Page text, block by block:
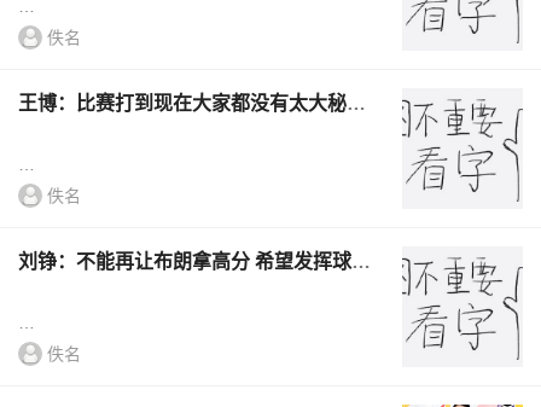
...
佚名
王博：比赛打到现在大家都没有太大秘密
...
佚名
刘铮：不能再让布朗拿高分 希望发挥球队
佚名